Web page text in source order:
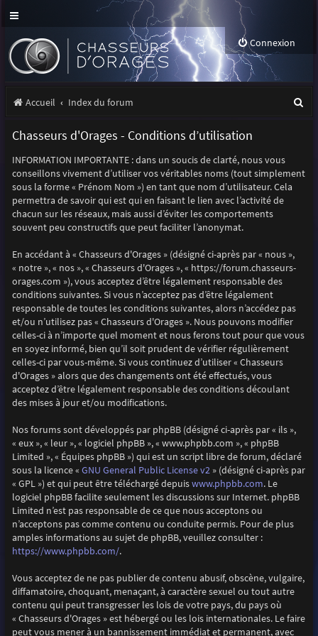
Connexion
Accueil Index du forum
Chasseurs d'Orages - Conditions d’utilisation
INFORMATION IMPORTANTE : dans un soucis de clarté, nous vous
conseillons vivement d’utiliser vos véritables noms (tout simplement
sous la forme « Prénom Nom ») en tant que nom d’utilisateur. Cela
permettra de savoir qui est qui en faisant le lien avec l’activité de
chacun sur les réseaux, mais aussi d’éviter les comportements
souvent peu constructifs que peut faciliter l’anonymat.
En accédant à « Chasseurs d'Orages » (désigné ci-après par « nous »,
« notre », « nos », « Chasseurs d'Orages », « https://forum.chasseurs-
orages.com »), vous acceptez d’être légalement responsable des
conditions suivantes. Si vous n’acceptez pas d’être légalement
responsable de toutes les conditions suivantes, alors n’accédez pas
et/ou n’utilisez pas « Chasseurs d'Orages ». Nous pouvons modifier
celles-ci à n’importe quel moment et nous ferons tout pour que vous
en soyez informé, bien qu’il soit prudent de vérifier régulièrement
celles-ci par vous-même. Si vous continuez d’utiliser « Chasseurs
d'Orages » alors que des changements ont été effectués, vous
acceptez d’être légalement responsable des conditions découlant
des mises à jour et/ou modifications.
Nos forums sont développés par phpBB (désigné ci-après par « ils »,
« eux », « leur », « logiciel phpBB », « www.phpbb.com », « phpBB
Limited », « Équipes phpBB ») qui est un script libre de forum, déclaré
sous la licence « GNU General Public License v2» (désigné ci-après par
« GPL ») et qui peut être téléchargé depuiswww.phpbb.com. Le
logiciel phpBB facilite seulement les discussions sur Internet. phpBB
Limited n’est pas responsable de ce que nous acceptons ou
n’acceptons pas comme contenu ou conduite permis. Pour de plus
amples informations au sujet de phpBB, veuillez consulter :
https://www.phpbb.com/.
Vous acceptez de ne pas publier de contenu abusif, obscène, vulgaire,
diffamatoire, choquant, menaçant, à caractère sexuel ou tout autre
contenu qui peut transgresser les lois de votre pays, du pays où
« Chasseurs d'Orages » est hébergé ou les lois internationales. Le faire
peut vous mener à un bannissement immédiat et permanent, avec